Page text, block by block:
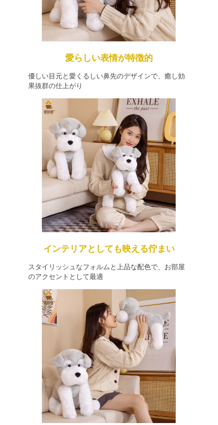
愛らしい表情が特徴的
優しい目元と愛くるしい鼻先のデザインで、癒し効
果抜群の仕上がり
インテリアとしても映える佇まい
スタイリッシュなフォルムと上品な配色で、お部屋
のアクセントとして最適